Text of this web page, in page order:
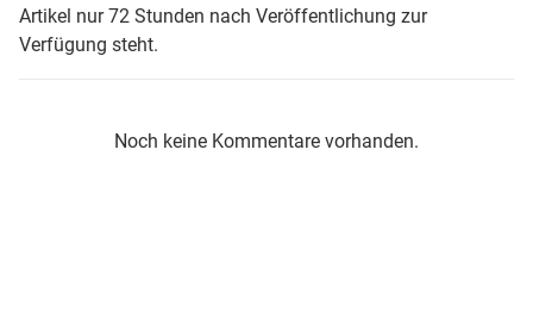
Artikel nur 72 Stunden nach Veröffentlichung zur
Verfügung steht.
Noch keine Kommentare vorhanden.